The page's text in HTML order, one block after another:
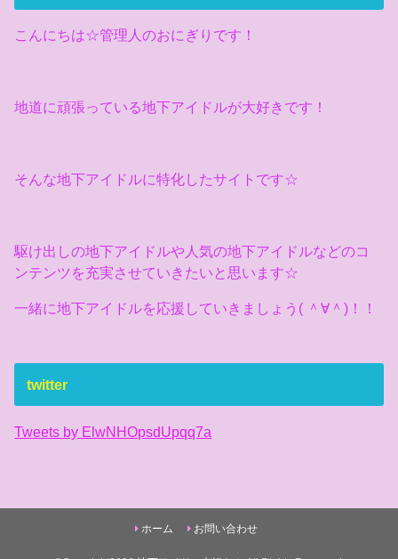
こんにちは☆管理人のおにぎりです！
地道に頑張っている地下アイドルが大好きです！
そんな地下アイドルに特化したサイトです☆
駆け出しの地下アイドルや人気の地下アイドルなどのコ
ンテンツを充実させていきたいと思います☆
一緒に地下アイドルを応援していきましょう( ＾∀＾)！！
twitter
Tweets by ElwNHOpsdUpqq7a
ホーム お問い合わせ